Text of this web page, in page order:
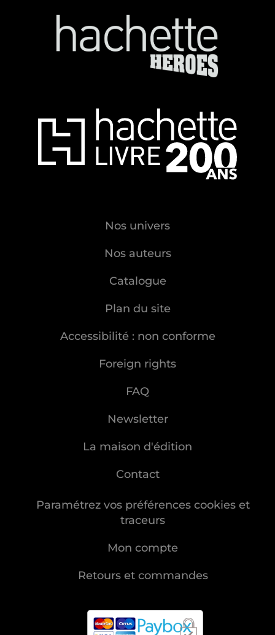
Nos univers
Nos auteurs
Catalogue
Plan du site
Accessibilité : non conforme
Foreign rights
FAQ
Newsletter
La maison d'édition
Contact
Paramétrez vos préférences cookies et
traceurs
Mon compte
Retours et commandes